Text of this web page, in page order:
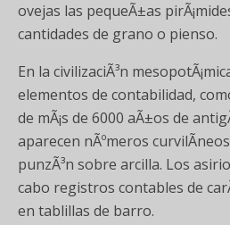
ovejas las pequeÃ±as
cantidades de grano o pienso.
En la civilizaciÃ³n
elementos de contabilidad,
de mÃ¡s de 6000 aÃ±os de
aparecen nÃºmeros
punzÃ³n sobre arcilla. Los
cabo registros contables de
en tablillas de barro.